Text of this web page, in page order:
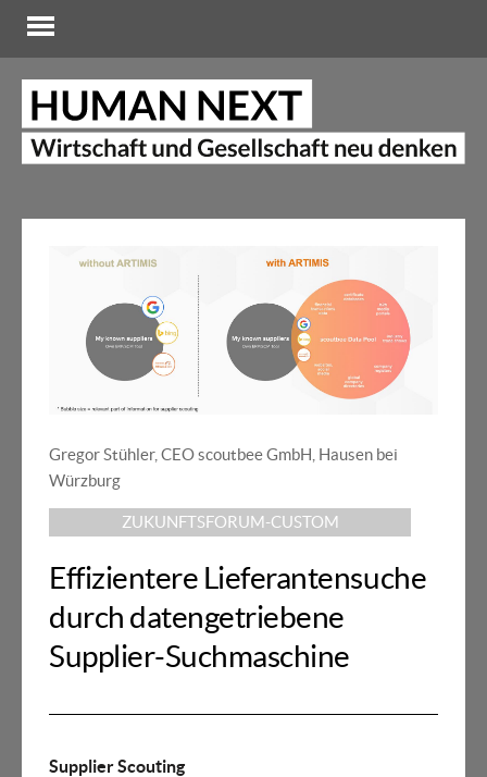
Gregor Stühler, CEO scoutbee GmbH, Hausen bei
Würzburg
ZUKUNFTSFORUM-CUSTOM
Effizientere Lieferantensuche
durch datengetriebene
Supplier-Suchmaschine
Supplier Scouting